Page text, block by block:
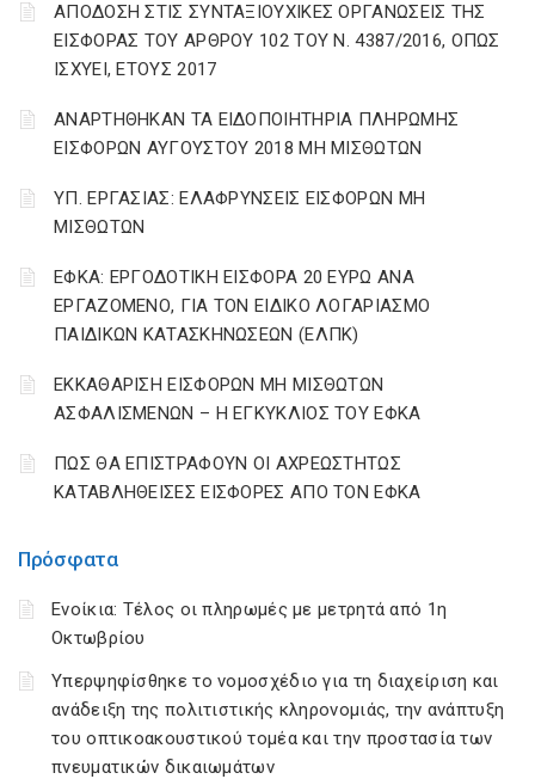
Πρόσφατα
Ενοίκια: Τέλος οι πληρωμές με μετρητά από 1η
Οκτωβρίου
Υπερψηφίσθηκε το νομοσχέδιο για τη διαχείριση και
ανάδειξη της πολιτιστικής κληρονομιάς, την ανάπτυξη
του οπτικοακουστικού τομέα και την προστασία των
πνευματικών δικαιωμάτων
ΑΠΟΔΟΣΗ ΣΤΙΣ ΣΥΝΤΑΞΙΟΥΧΙΚΕΣ ΟΡΓΑΝΩΣΕΙΣ ΤΗΣ
ΕΙΣΦΟΡΑΣ ΤΟΥ ΑΡΘΡΟΥ 102 ΤΟΥ Ν. 4387/2016, ΟΠΩΣ
ΙΣΧΥΕΙ, ΕΤΟΥΣ 2017
ΑΝΑΡΤΗΘΗΚΑΝ ΤΑ ΕΙΔΟΠΟΙΗΤΗΡΙΑ ΠΛΗΡΩΜΗΣ
ΕΙΣΦΟΡΩΝ ΑΥΓΟΥΣΤΟΥ 2018 ΜΗ ΜΙΣΘΩΤΩΝ
ΥΠ. ΕΡΓΑΣΙΑΣ: ΕΛΑΦΡΥΝΣΕΙΣ ΕΙΣΦΟΡΩΝ ΜΗ
ΜΙΣΘΩΤΩΝ
ΕΦΚΑ: ΕΡΓΟΔΟΤΙΚΗ ΕΙΣΦΟΡΑ 20 ΕΥΡΩ ΑΝΑ
ΕΡΓΑΖΟΜΕΝΟ, ΓΙΑ ΤΟΝ ΕΙΔΙΚΟ ΛΟΓΑΡΙΑΣΜΟ
ΠΑΙΔΙΚΩΝ ΚΑΤΑΣΚΗΝΩΣΕΩΝ (ΕΛΠΚ)
ΕΚΚΑΘΑΡΙΣΗ ΕΙΣΦΟΡΩΝ ΜΗ ΜΙΣΘΩΤΩΝ
ΑΣΦΑΛΙΣΜΕΝΩΝ – Η ΕΓΚΥΚΛΙΟΣ ΤΟΥ ΕΦΚΑ
ΠΩΣ ΘΑ ΕΠΙΣΤΡΑΦΟΥΝ ΟΙ ΑΧΡΕΩΣΤΗΤΩΣ
ΚΑΤΑΒΛΗΘΕΙΣΕΣ ΕΙΣΦΟΡΕΣ ΑΠΟ ΤΟΝ ΕΦΚΑ